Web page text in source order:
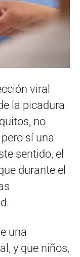
viral
la picadura
no
sí una
sentido, el
durante el
una
y que niños,